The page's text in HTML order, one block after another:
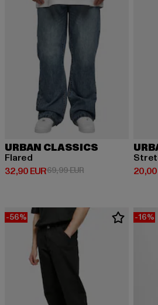
URBAN CLASSICS
Flared
32,90 EUR
Derzeitiger Preis: 32,90 EUR
69,99 EURAktionspreis: 69,99
20,00
-56% -16%